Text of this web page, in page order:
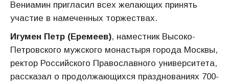
Вениамин пригласил всех желающих принять
участие в намеченных торжествах.
Игумен Петр (Еремеев), наместник Высоко-
Петровского мужского монастыря города Москвы,
ректор Российского Православного университета,
рассказал о продолжающихся празднованиях 700-